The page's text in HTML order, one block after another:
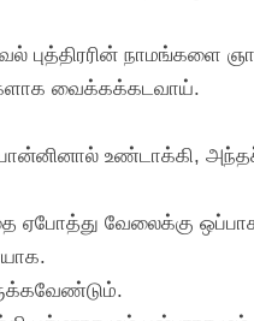
நாமங்களை
வைக்கக்கடவாய்.
உண்டாக்கி,
ஏபோத்து வேலைக்கு